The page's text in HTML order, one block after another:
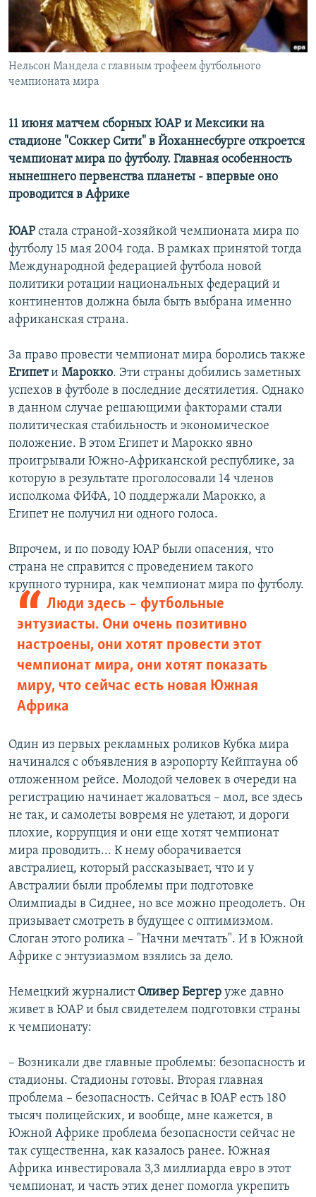
İNFOQRAFIKA
KARIKATURA
AZƏRBAYCAN ƏDƏBIYYATI KITABXANASI
İSLAM VƏ DEMOKRATIYA
İZ - MƏDƏNIYYƏT PROQRAMI
MISSIYAMIZ
PEŞƏ ETIKASI VƏ JURNALISTIKA STANDARTLARIMIZ
MATERIALLARIMIZDAN ISTIFADƏ
AZADLIQRADIOSU MOBIL TELEFONUNUZDA
XƏBƏR BÜLLETENLƏRIMIZ
BIZI IZLƏ
RFE/RL-in bütün saytları
Нельсон Мандела с главным трофеем футбольного
чемпионата мира
11 июня матчем сборных ЮАР и Мексики на
стадионе "Соккер Сити" в Йоханнесбурге откроется
чемпионат мира по футболу. Главная особенность
нынешнего первенства планеты - впервые оно
проводится в Африке
ЮАР стала страной-хозяйкой чемпионата мира по
футболу 15 мая 2004 года. В рамках принятой тогда
Международной федерацией футбола новой
политики ротации национальных федераций и
континентов должна была быть выбрана именно
африканская страна.
За право провести чемпионат мира боролись также
Египети Марокко. Эти страны добились заметных
успехов в футболе в последние десятилетия. Однако
в данном случае решающими факторами стали
политическая стабильность и экономическое
положение. В этом Египет и Марокко явно
проигрывали Южно-Африканской республике, за
которую в результате проголосовали 14 членов
исполкома ФИФА, 10 поддержали Марокко, а
Египет не получил ни одного голоса.
Впрочем, и по поводу ЮАР были опасения, что
страна не справится с проведением такого
крупного турнира, как чемпионат мира
Люди здесь – футбольные
энтузиасты. Они очень позитивно
настроены, они хотят провести этот
чемпионат мира, они хотят показать
миру, что сейчас есть новая Южная
Африка
по футболу.
Один из первых рекламных роликов Кубка мира
начинался с объявления в аэропорту Кейптауна об
отложенном рейсе. Молодой человек в очереди на
регистрацию начинает жаловаться – мол, все здесь
не так, и самолеты вовремя не улетают, и дороги
плохие, коррупция и они еще хотят чемпионат
мира проводить... К нему оборачивается
австралиец, который рассказывает, что и у
Австралии были проблемы при подготовке
Олимпиады в Сиднее, но все можно преодолеть. Он
призывает смотреть в будущее с оптимизмом.
Слоган этого ролика – "Начни мечтать". И в Южной
Африке с энтузиазмом взялись за дело.
Немецкий журналист Оливер Бергер уже давно
живет в ЮАР и был свидетелем подготовки страны
к чемпионату:
– Возникали две главные проблемы: безопасность и
стадионы. Стадионы готовы. Вторая главная
проблема – безопасность. Сейчас в ЮАР есть 180
тысяч полицейских, и вообще, мне кажется, в
Южной Африке проблема безопасности сейчас не
так существенна, как казалось ранее. Южная
Африка инвестировала 3,3 миллиарда евро в этот
чемпионат, и часть этих денег помогла укрепить